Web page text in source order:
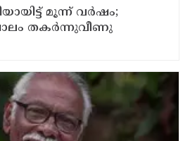
മൂന്ന് വർഷം;
തകർന്നുവീണു